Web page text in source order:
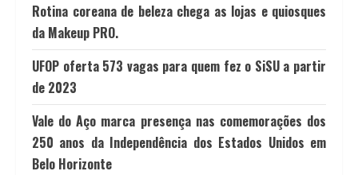
Rotina coreana de beleza chega as lojas e quiosques
da Makeup PRO.
UFOP oferta 573 vagas para quem fez o SiSU a partir
de 2023
Vale do Aço marca presença nas comemorações dos
250 anos da Independência dos Estados Unidos em
Belo Horizonte